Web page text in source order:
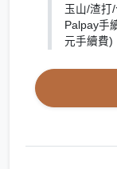
玉山/渣打
Palpay手
元手續費)